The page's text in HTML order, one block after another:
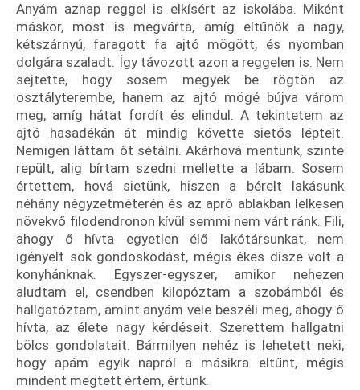
Anyám aznap reggel is elkísért az iskolába. Miként
máskor, most is megvárta, amíg eltűnök a nagy,
kétszárnyú, faragott fa ajtó mögött, és nyomban
dolgára szaladt. Így távozott azon a reggelen is. Nem
sejtette, hogy sosem megyek be rögtön az
osztályterembe, hanem az ajtó mögé bújva várom
meg, amíg hátat fordít és elindul. A tekintetem az
ajtó hasadékán át mindig követte sietős lépteit.
Nemigen láttam őt sétálni. Akárhová mentünk, szinte
repült, alig bírtam szedni mellette a lábam. Sosem
értettem, hová sietünk, hiszen a bérelt lakásunk
néhány négyzetméterén és az apró ablakban lelkesen
növekvő filodendronon kívül semmi nem várt ránk. Fili,
ahogy ő hívta egyetlen élő lakótársunkat, nem
igényelt sok gondoskodást, mégis ékes dísze volt a
konyhánknak. Egyszer-egyszer, amikor nehezen
aludtam el, csendben kilopóztam a szobámból és
hallgatóztam, amint anyám vele beszéli meg, ahogy ő
hívta, az élete nagy kérdéseit. Szerettem hallgatni
bölcs gondolatait. Bármilyen nehéz is lehetett neki,
hogy apám egyik napról a másikra eltűnt, mégis
mindent megtett értem, értünk.